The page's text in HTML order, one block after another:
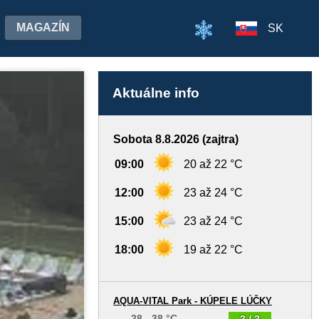
MAGAZÍN SK
Aktuálne info
Sobota 8.8.2026 (zajtra)
09:00 20 až 22 °C
12:00 23 až 24 °C
15:00 23 až 24 °C
18:00 19 až 22 °C
AQUA-VITAL Park - KÚPELE LÚČKY